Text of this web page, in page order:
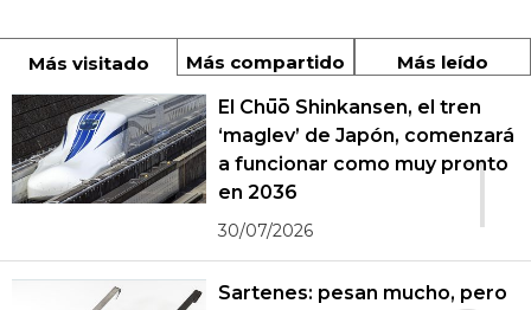
Más visitado Más compartido Más leído
1
El Chūō Shinkansen, el tren
‘maglev’ de Japón, comenzará
a funcionar como muy pronto
en 2036
30/07/2026
Sartenes: pesan mucho, pero